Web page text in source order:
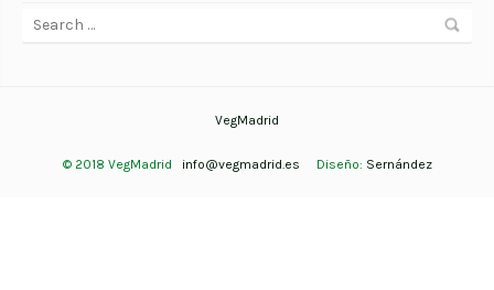
VegMadrid
© 2018 VegMadrid info@vegmadrid.es Diseño: Sernández